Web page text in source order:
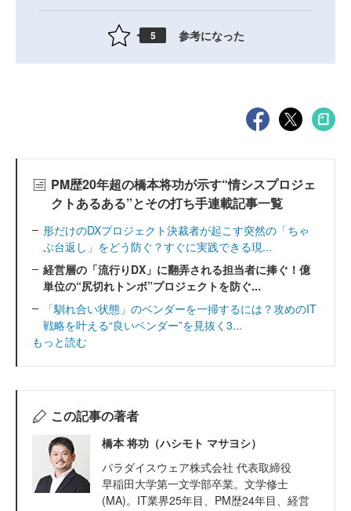
5 参考になった
PM歴20年超の橋本将功が示す“情シスプロジェ
クトあるある”とその打ち手連載記事一覧
形だけのDXプロジェクト決裁者が起こす突然の「ちゃ
ぶ台返し」をどう防ぐ？すぐに実践できる現...
経営層の「流行りDX」に翻弄される担当者に捧ぐ！億
単位の“尻切れトンボ”プロジェクトを防ぐ...
「馴れ合い状態」のベンダーを一掃するには？攻めのIT
戦略を叶える“良いベンダー”を見抜く3...
もっと読む
この記事の著者
橋本 将功（ハシモト マサヨシ）
パラダイスウェア株式会社 代表取締役
早稲田大学第一文学部卒業。文学修士
(MA)。IT業界25年目、PM歴24年目、経営